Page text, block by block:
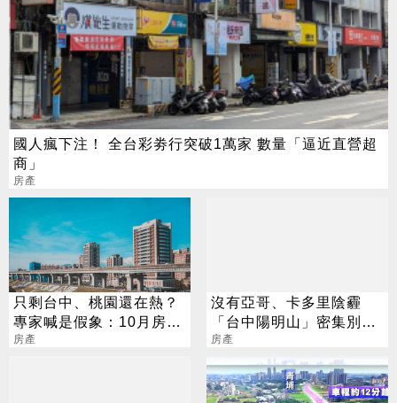
國人瘋下注！ 全台彩劵行突破1萬家 數量「逼近直營超
商」
房產
只剩台中、桃園還在熱？
專家喊是假象：10月房市
不太妙
房產
沒有亞哥、卡多里陰霾
「台中陽明山」密集別墅
群仍有人愛
房產